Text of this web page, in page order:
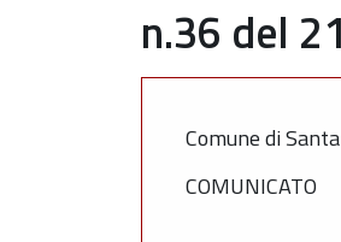
n.36 del
Comune di
COMUNICATO